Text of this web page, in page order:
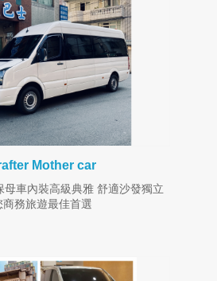
Mother car
車內裝高級典雅 舒適沙發獨立
務旅遊最佳首選